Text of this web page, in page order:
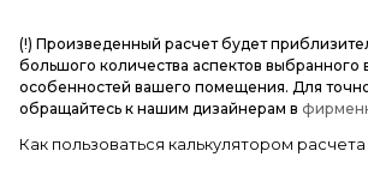
(!) Произведенный расчет будет
большого количества аспектов выбранного
особенностей вашего помещения. Для
обращайтесь к нашим дизайнерам в
Как пользоваться калькулятором расчета